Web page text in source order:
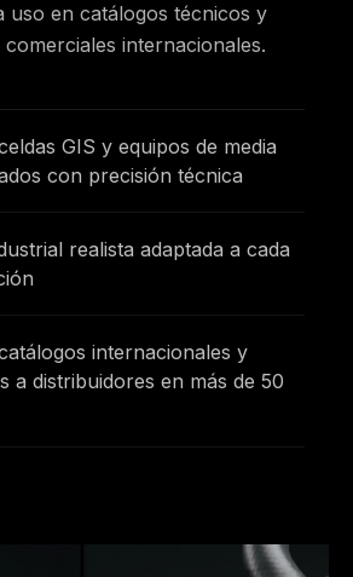
uso en catálogos técnicos y
internacionales.
GIS y equipos de media
con precisión técnica
realista adaptada a cada
internacionales y
a distribuidores en más de 50